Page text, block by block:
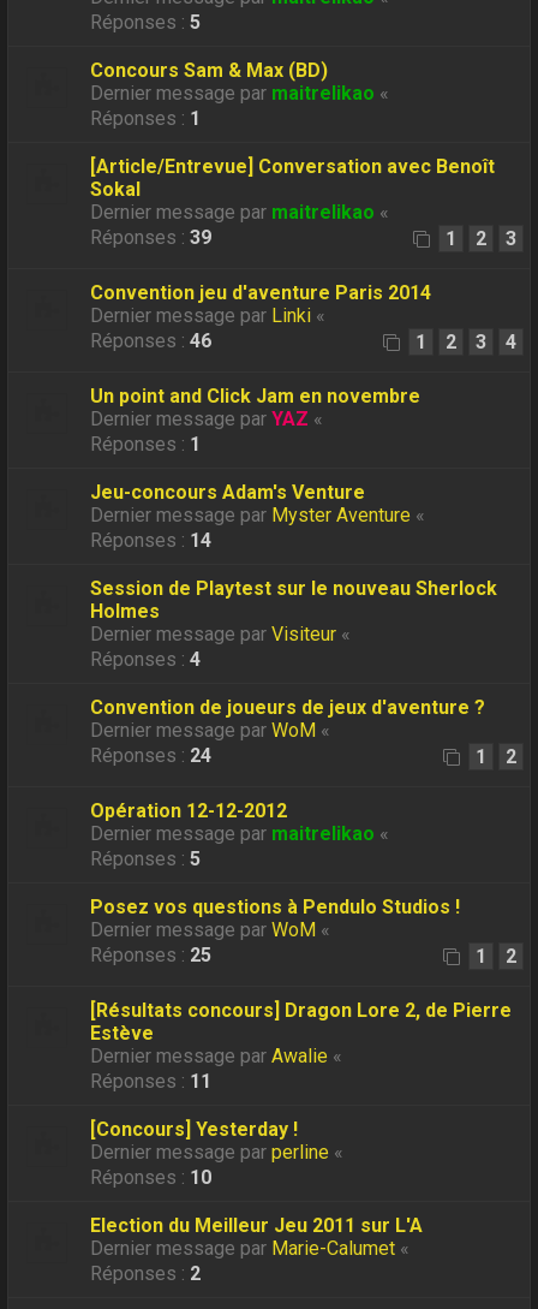
Réponses :5
Concours Sam & Max (BD)
Dernier message par maitrelikao «
Réponses : 1
[Article/Entrevue] Conversation avec Benoît
Sokal
Dernier message par maitrelikao «
Réponses :39 1 2 3
Convention jeu d'aventure Paris 2014
Dernier message par Linki «
Réponses :46 1 2 3 4
Un point and Click Jam en novembre
Dernier message parYAZ «
Réponses : 1
Jeu-concours Adam's Venture
Dernier message par Myster Aventure «
Réponses : 14
Session de Playtest sur le nouveau Sherlock
Holmes
Dernier message parVisiteur «
Réponses :4
Convention de joueurs de jeux d'aventure ?
Dernier message parWoM «
Réponses : 24 1 2
Opération 12-12-2012
Dernier message par maitrelikao «
Réponses :5
Posez vos questions à Pendulo Studios !
Dernier message parWoM «
Réponses : 25 1 2
[Résultats concours] Dragon Lore 2, de Pierre
Estève
Dernier message parAwalie «
Réponses : 11
[Concours] Yesterday !
Dernier message parperline «
Réponses : 10
Election du Meilleur Jeu 2011 sur L'A
Dernier message par Marie-Calumet «
Réponses : 2